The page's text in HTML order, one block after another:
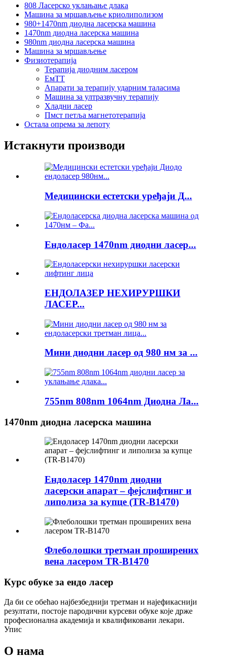
808 Ласерско уклањање длака
Машина за мршављење криолиполизом
980+1470nm диодна ласерска машина
1470nm диодна ласерска машина
980nm диодна ласерска машина
Машина за мршављење
Физиотерапија
Терапија диодним ласером
ЕмТТ
Апарати за терапију ударним таласима
Машина за ултразвучну терапију
Хладни ласер
Пмст петља магнетотерапија
Остала опрема за лепоту
Истакнути производи
Медицински естетски уређаји Д...
Ендоласер 1470nm диодни ласер...
ЕНДОЛАЗЕР НЕХИРУРШКИ
ЛАСЕР...
Мини диодни ласер од 980 нм за ...
755nm 808nm 1064nm Диодна Ла...
1470nm диодна ласерска машина
Ендоласер 1470nm диодни
ласерски апарат – фејслифтинг и
липолиза за купце (TR-B1470)
Флеболошки третман проширених
вена ласером TR-B1470
Курс обуке за ендо ласер
Да би се обећао најбезбеднији третман и најефикаснији
резултати, постоје пародични курсеви обуке које држе
професионална академија и квалификовани лекари.
Упис
О нама